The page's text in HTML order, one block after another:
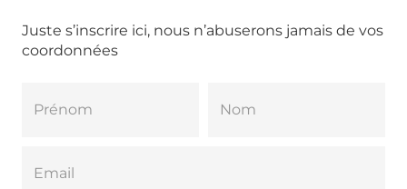
Juste s’inscrire ici, nous n’abuserons jamais de vos
coordonnées